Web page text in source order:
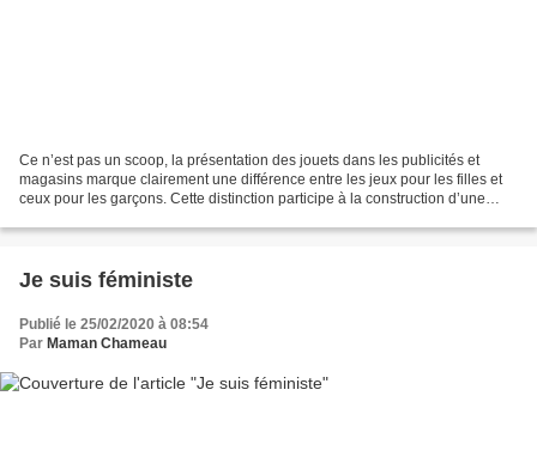
Ce n’est pas un scoop, la présentation des jouets dans les publicités et
magasins marque clairement une différence entre les jeux pour les filles et
ceux pour les garçons. Cette distinction participe à la construction d’une
Je suis féministe
Publié le 25/02/2020 à 08:54
Par Maman Chameau